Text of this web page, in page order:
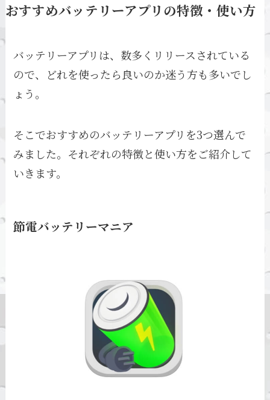
おすすめバッテリーアプリの特徴・使い方
バッテリーアプリは、数多くリリースされている
ので、どれを使ったら良いのか迷う方も多いでし
ょう。
そこでおすすめのバッテリーアプリを3つ選んで
みました。それぞれの特徴と使い方をご紹介して
いきます。
節電バッテリーマニア